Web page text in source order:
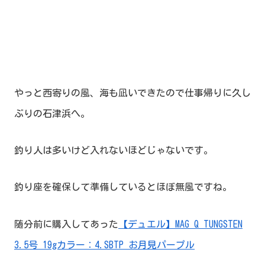
やっと西寄りの風、海も凪いできたので仕事帰りに久し
ぶりの石津浜へ。
釣り人は多いけど入れないほどじゃないです。
釣り座を確保して準備しているとほぼ無風ですね。
随分前に購入してあった 【デュエル】MAG Q TUNGSTEN
3.5号 19gカラー：4.SBTP お月見パープル